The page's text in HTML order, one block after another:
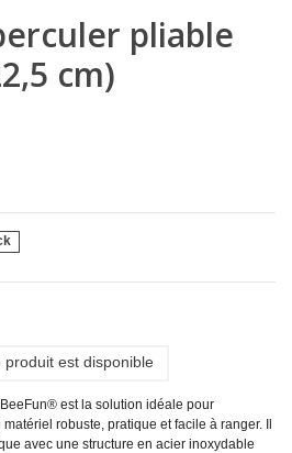
pliable
cm)
est disponible
est la solution idéale pour
matériel robuste, pratique et facile à ranger. Il
avec une structure en acier inoxydable